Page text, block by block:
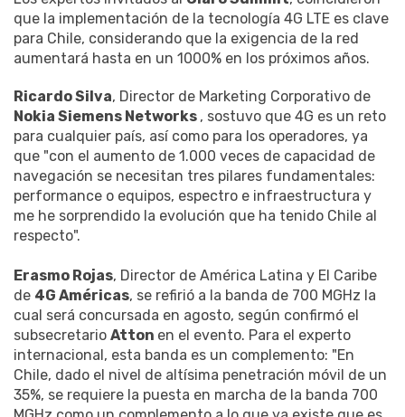
que la implementación de la tecnología 4G LTE es clave
para Chile, considerando que la exigencia de la red
aumentará hasta en un 1000% en los próximos años.
Ricardo Silva, Director de Marketing Corporativo de
Nokia Siemens Networks , sostuvo que 4G es un reto
para cualquier país, así como para los operadores, ya
que "con el aumento de 1.000 veces de capacidad de
navegación se necesitan tres pilares fundamentales:
performance o equipos, espectro e infraestructura y
me he sorprendido la evolución que ha tenido Chile al
respecto".
Erasmo Rojas, Director de América Latina y El Caribe
de 4G Américas, se refirió a la banda de 700 MGHz la
cual será concursada en agosto, según confirmó el
subsecretario Atton en el evento. Para el experto
internacional, esta banda es un complemento: "En
Chile, dado el nivel de altísima penetración móvil de un
35%, se requiere la puesta en marcha de la banda 700